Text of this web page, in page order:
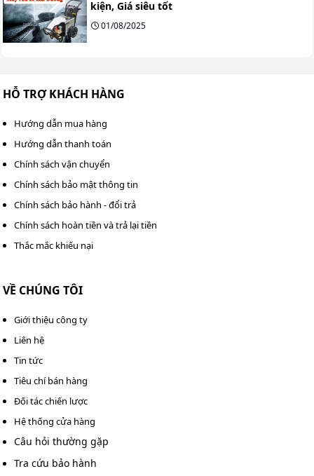
kiện, Giá siêu tốt
01/08/2025
HỖ TRỢ KHÁCH HÀNG
Hướng dẫn mua hàng
Hướng dẫn thanh toán
Chính sách vận chuyển
Chính sách bảo mật thông tin
Chính sách bảo hành - đổi trả
Chính sách hoàn tiền và trả lại tiền
Thắc mắc khiếu nại
VỀ CHÚNG TÔI
Giới thiệu công ty
Liên hệ
Tin tức
Tiêu chí bán hàng
Đối tác chiến lược
Hệ thống cửa hàng
Câu hỏi thường gặp
Tra cứu bảo hành